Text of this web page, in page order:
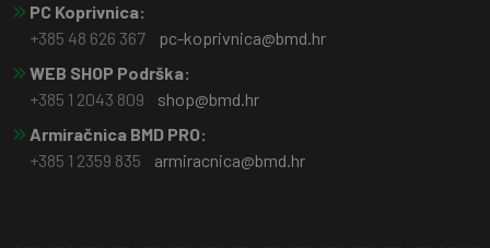
PC Koprivnica:
+385 48 626 367
pc-koprivnica@bmd.hr
WEB SHOP Podrška:
+385 1 2043 809
shop@bmd.hr
Armiračnica BMD PRO:
+385 1 2359 835
armiracnica@bmd.hr